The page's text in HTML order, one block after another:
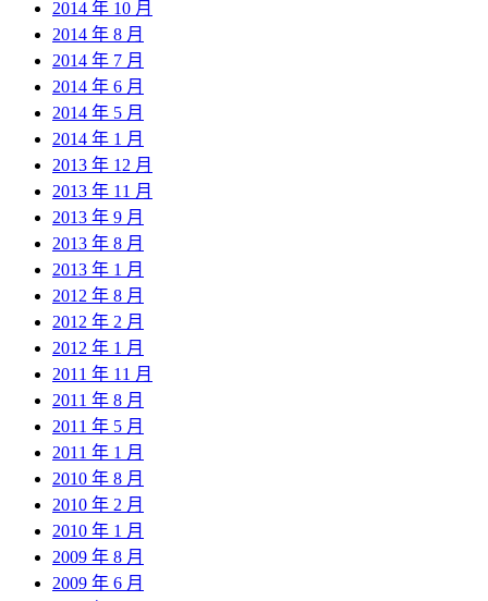
2014 年 10 月
2014 年 8 月
2014 年 7 月
2014 年 6 月
2014 年 5 月
2014 年 1 月
2013 年 12 月
2013 年 11 月
2013 年 9 月
2013 年 8 月
2013 年 1 月
2012 年 8 月
2012 年 2 月
2012 年 1 月
2011 年 11 月
2011 年 8 月
2011 年 5 月
2011 年 1 月
2010 年 8 月
2010 年 2 月
2010 年 1 月
2009 年 8 月
2009 年 6 月